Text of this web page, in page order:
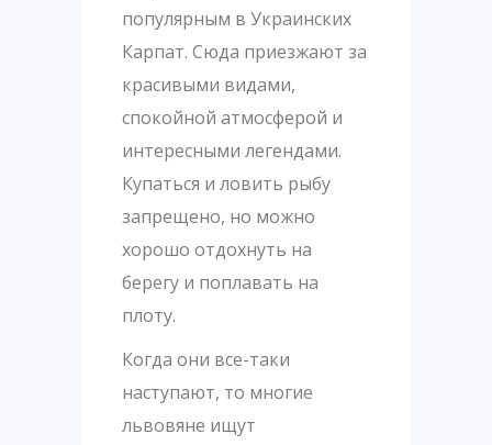
популярным в Украинских
Карпат. Сюда приезжают за
красивыми видами,
спокойной атмосферой и
интересными легендами.
Купаться и ловить рыбу
запрещено, но можно
хорошо отдохнуть на
берегу и поплавать на
плоту.
Когда они все-таки
наступают, то многие
львовяне ищут